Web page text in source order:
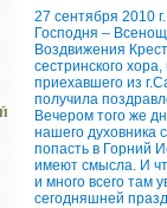
27 сентября 2010
Господня –
Воздвижения
сестринского
приехавшего из
получила
Вечером того же
нашего духовника
попасть в Горний
имеют смысла. И
и много всего там
сегодняшней